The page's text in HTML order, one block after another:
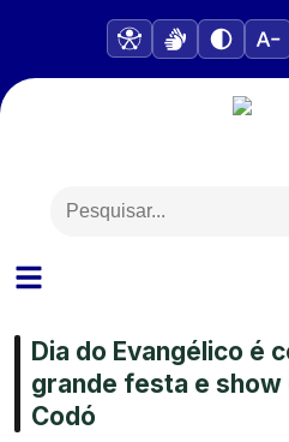
Dia do Evangélico é
grande festa e show
Codó